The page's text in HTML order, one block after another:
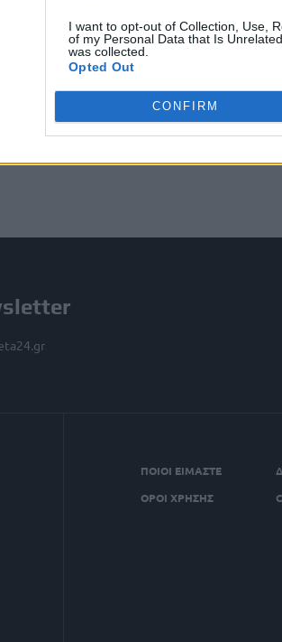
I want to opt-out of Collection, Use,
of my Personal Data that Is
was collected.
Opted Out
CONFIRM
ΠΟΙΟΙ ΕΙΜΑΣΤΕ
ΟΡΟΙ ΧΡΗΣΗΣ